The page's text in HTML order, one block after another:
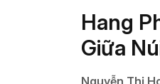
Hang
Giữa